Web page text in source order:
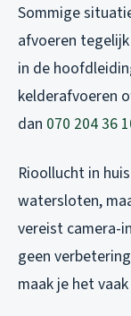
Sommige
afvoeren
in de
kelderafvoeren
dan 070 204 36
Rioollucht in
watersloten,
vereist camera-
geen
maak je het